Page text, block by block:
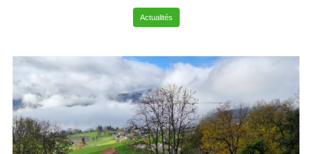
Actualités